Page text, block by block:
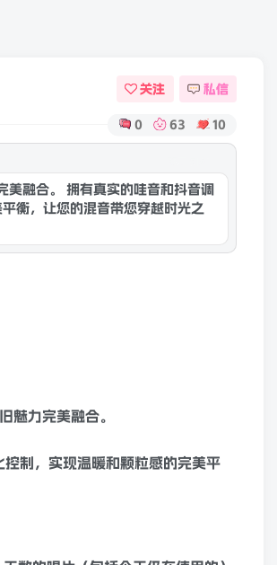
关注 私信
0 63 10
融合。 拥有真实的哇音和抖音调
衡，让您的混音带您穿越时光之
十年来，无数的唱片
魅力完美融合。
控制，实现温暖和颗粒感的完美平